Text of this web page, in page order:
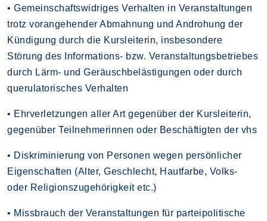
• Gemeinschaftswidriges Verhalten in Veranstaltungen
trotz vorangehender Abmahnung und Androhung der
Kündigung durch die Kursleiterin, insbesondere
Störung des Informations- bzw. Veranstaltungsbetriebes
durch Lärm- und Geräuschbelästigungen oder durch
querulatorisches Verhalten
• Ehrverletzungen aller Art gegenüber der Kursleiterin,
gegenüber Teilnehmerinnen oder Beschäftigten der vhs
• Diskriminierung von Personen wegen persönlicher
Eigenschaften (Alter, Geschlecht, Hautfarbe, Volks-
oder Religionszugehörigkeit etc.)
• Missbrauch der Veranstaltungen für parteipolitische